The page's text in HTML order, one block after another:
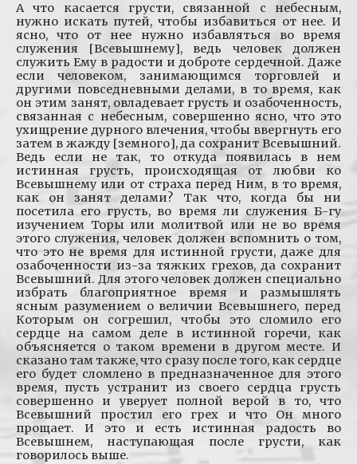
А что касается грусти, связанной с небесным,
нужно искать путей, чтобы избавиться от нее. И
ясно, что от нее нужно избавляться во время
служения [Всевышнему], ведь человек должен
служить Ему в радости и доброте сердечной. Даже
если человеком, занимающимся торговлей и
другими повседневными делами, в то время, как
он этим занят, овладевает грусть и озабоченность,
связанная с небесным, совершенно ясно, что это
ухищрение дурного влечения, чтобы ввергнуть его
затем в жажду [земного], да сохранит Всевышний.
Ведь если не так, то откуда появилась в нем
истинная грусть, происходящая от любви ко
Всевышнему или от страха перед Ним, в то время,
как он занят делами? Так что, когда бы ни
посетила его грусть, во время ли служения Б-гу
изучением Торы или молитвой или не во время
этого служения, человек должен вспомнить о том,
что это не время для истинной грусти, даже для
озабоченности из-за тяжких грехов, да сохранит
Всевышний. Для этого человек должен специально
избрать благоприятное время и размышлять
ясным разумением о величии Всевышнего, перед
Которым он согрешил, чтобы это сломило его
сердце на самом деле в истинной горечи, как
объясняется о таком времени в другом месте. И
сказано там также, что сразу после того, как сердце
его будет сломлено в предназначенное для этого
время, пусть устранит из своего сердца грусть
совершенно и уверует полной верой в то, что
Всевышний простил его грех и что Он много
прощает. И это и есть истинная радость во
Всевышнем, наступающая после грусти, как
говорилось выше.